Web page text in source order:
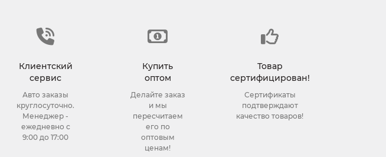
Клиентский
сервис
Авто заказы
круглосуточно.
Менеджер -
ежедневно с
9:00 до 17:00
Купить
оптом
Делайте заказ
и мы
пересчитаем
его по
оптовым
ценам!
Товар
сертифицирован!
Сертификаты
подтверждают
качество товаров!